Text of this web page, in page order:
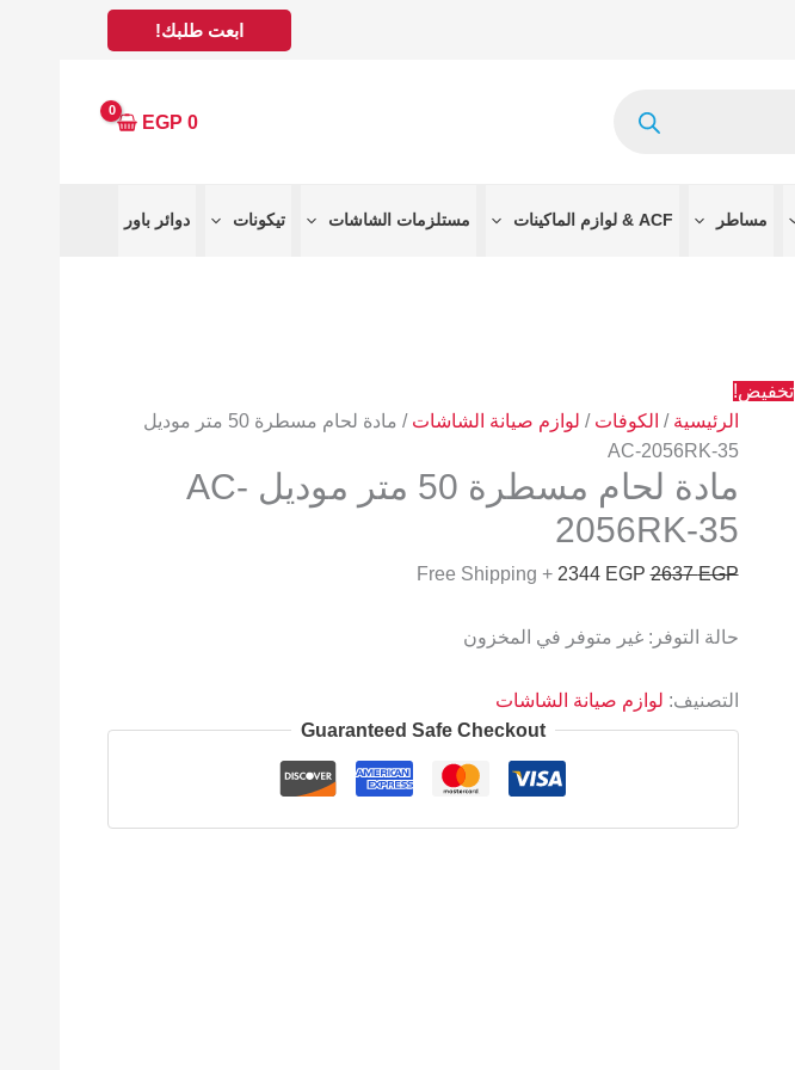
ابعت طلبك!
0
EGP
مساطر ACF & لوازم الماكينات مستلزمات الشاشات تيكونات دوائر باور
تخفيض!
الرئيسية / الكوفات / لوازم صيانة الشاشات
/ مادة لحام مسطرة 50 متر موديل
AC-2056RK-35
مادة لحام مسطرة 50 متر موديل AC-
2056RK-35
2637EGP
2344 EGP
+ Free Shipping
حالة التوفر: غير متوفر في المخزون
التصنيف: لوازم صيانة الشاشات
Guaranteed Safe Checkout